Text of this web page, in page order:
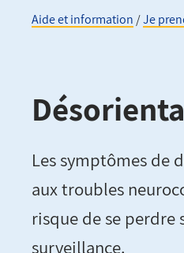
d'Ariane
Aide et information Je
Les symptômes de
aux troubles
risque de se perdre
surveillance.